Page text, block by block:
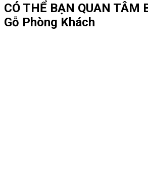
CÓ THỂ BẠN QUAN TÂM
Gỗ Phòng Khách